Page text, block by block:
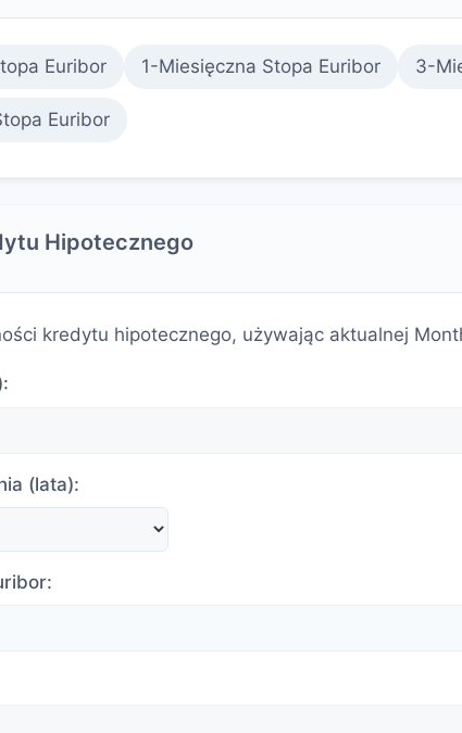
Euribor 1-Miesięczna Stopa Euribor 3-
Euribor
Hipotecznego
kredytu hipotecznego, używając aktualnej
(lata):